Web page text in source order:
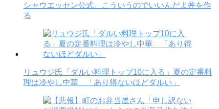
シャウエッセン公式、こういうのでいいんだよ丼を作
る
リュウジ氏「ダルい料理トップ10に入る」夏の定番料
理は冷やし中華 「あり得ないほどダルい」